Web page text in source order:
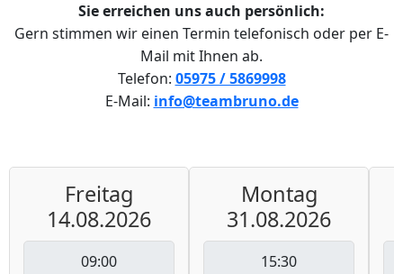
Sie erreichen uns auch persönlich:
Gern stimmen wir einen Termin telefonisch oder per E-
Mail mit Ihnen ab.
Telefon: 05975 / 5869998
E-Mail: info@teambruno.de
Freitag
14.08.2026
09:00
Montag
31.08.2026
15:30